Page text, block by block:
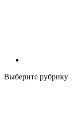
Выберите рубрику